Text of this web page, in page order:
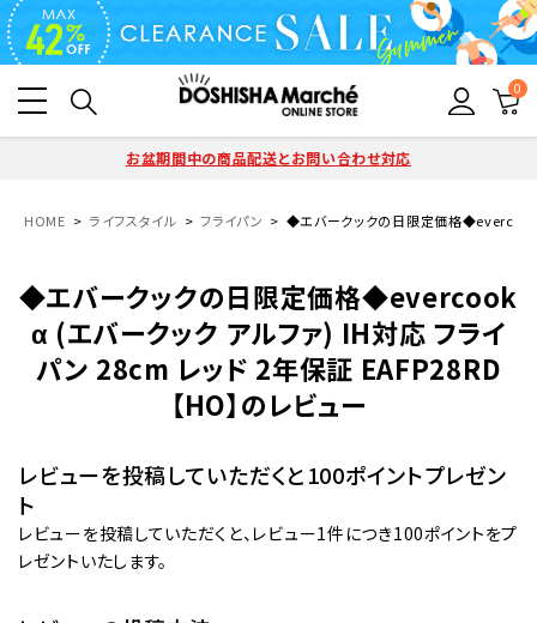
0
お盆期間中の商品配送とお問い合わせ対応
HOME ライフスタイル フライパン ◆エバークックの日限定価格◆evercook
◆エバークックの日限定価格◆evercook
α (エバークック アルファ) IH対応 フライ
パン 28cm レッド 2年保証 EAFP28RD
【HO】のレビュー
レビューを投稿していただくと100ポイントプレゼン
ト
レビューを投稿していただくと、レビュー1件につき100ポイントをプ
レゼントいたします。